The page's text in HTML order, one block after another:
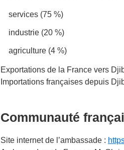
services (75 %)
industrie (20 %)
agriculture (4 %)
Exportations de la France vers
Importations françaises depuis
Communauté
Site internet de l’ambassade :